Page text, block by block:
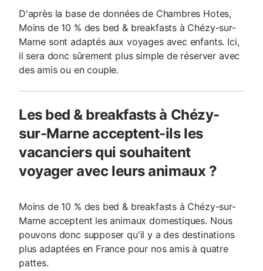
D'après la base de données de Chambres Hotes,
Moins de 10 % des bed & breakfasts à Chézy-sur-
Marne sont adaptés aux voyages avec enfants. Ici,
il sera donc sûrement plus simple de réserver avec
des amis ou en couple.
Les bed & breakfasts à Chézy-
sur-Marne acceptent-ils les
vacanciers qui souhaitent
voyager avec leurs animaux ?
Moins de 10 % des bed & breakfasts à Chézy-sur-
Marne acceptent les animaux domestiques. Nous
pouvons donc supposer qu'il y a des destinations
plus adaptées en France pour nos amis à quatre
pattes.